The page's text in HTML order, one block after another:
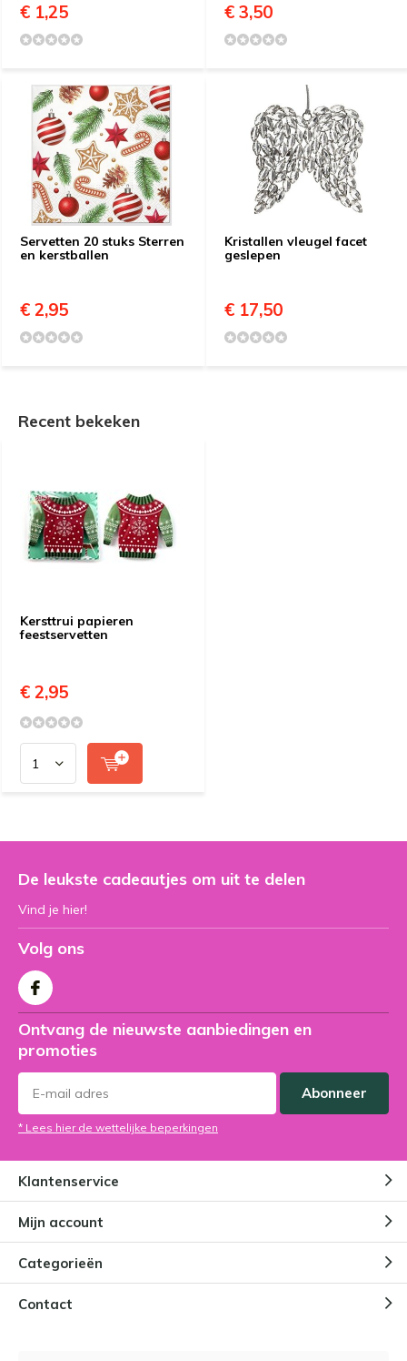
€ 1,25 € 3,50
Servetten 20 stuks Sterren
en kerstballen
€ 2,95
Kristallen vleugel facet
geslepen
€ 17,50
Recent bekeken
Kersttrui papieren
feestservetten
€ 2,95
De leukste cadeautjes om uit te delen
Vind je hier!
Volg ons
Ontvang de nieuwste aanbiedingen en
promoties
Abonneer
* Lees hier de wettelijke beperkingen
Klantenservice
Mijn account
Categorieën
Contact